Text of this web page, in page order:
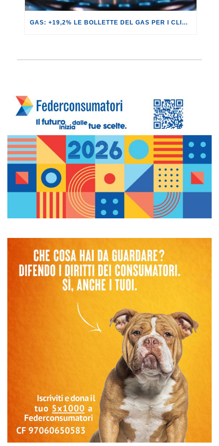
GAS: +19,2% LE BOLLETTE DEL GAS PER I CLIENTI IN SERVIZIO DI VULNERABILITÀ.